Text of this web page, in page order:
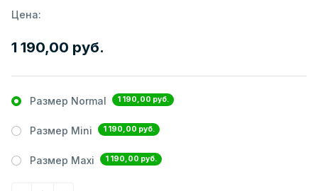
Цена:
1 190,00 руб.
Размер Normal 1 190,00 руб.
Размер Mini 1 190,00 руб.
Размер Maxi 1 190,00 руб.